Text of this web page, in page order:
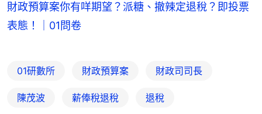
財政預算案你有咩期望？派糖、撤辣定退稅？即投票
表態！｜01問卷
01研數所 財政預算案 財政司司長
陳茂波 薪俸稅退稅 退稅